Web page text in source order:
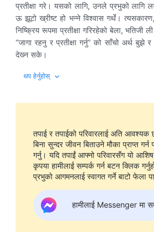
प्रतीक्षा गरे। यसको लागि, उनले प्रभुको लागि
ऊ झूटो ख्रीष्ट हो भन्‍ने विश्‍वास गर्थे।
निष्क्रिय रूपमा प्रतीक्षा गरिरहेको बेला,
“जागा रहनु र प्रतीक्षा गर्नु” को साँचो अर्थ
देख्‍न सके।
थप हेर्नुहोस्
तपाई र तपाईको परिवारलाई अति आवश्यक
बिना सुन्दर जीवन बिताउने मौका प्राप्त
गर्नु। यदि तपाईं आफ्नो परिवारसँग यो
कृपया हामीलाई सम्पर्क गर्न बटन क्लिक गर्नुहोस्। हामी
प्रभुको आगमनलाई स्वागत गर्ने बाटो फेला
हामीलाई Messenger मा